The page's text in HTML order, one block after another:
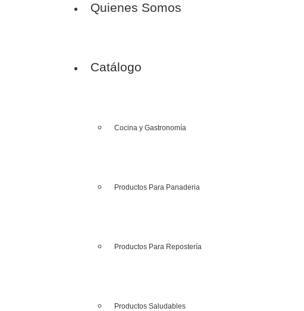
Quienes Somos
Catálogo
Cocina y Gastronomía
Productos Para Panaderia
Productos Para Repostería
Productos Saludables